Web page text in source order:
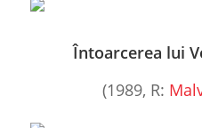
Întoarcerea lui
(1989, R: